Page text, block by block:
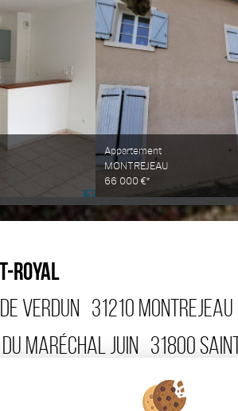
Appartement
MONTREJEAU
66 000 €*
ROYAL
VERDUN 31210 MONTREJEAU
MARÉCHAL JUIN 31800
LUCHON